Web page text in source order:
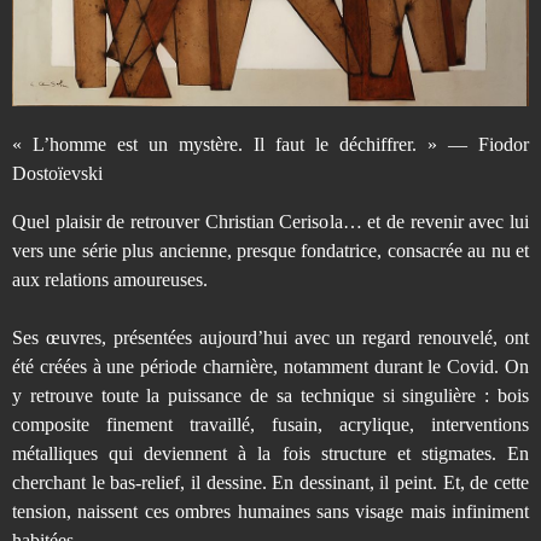
i
a
n
C
e
r
i
s
« L’homme est un mystère. Il faut le déchiffrer. » — Fiodor
Dostoïevski
Quel plaisir de retrouver Christian Cerisola… et de revenir avec lui
vers une série plus ancienne, presque fondatrice, consacrée au nu et
aux relations amoureuses.
Ses œuvres, présentées aujourd’hui avec un regard renouvelé, ont
été créées à une période charnière, notamment durant le Covid. On
y retrouve toute la puissance de sa technique si singulière : bois
composite finement travaillé, fusain, acrylique, interventions
métalliques qui deviennent à la fois structure et stigmates. En
cherchant le bas-relief, il dessine. En dessinant, il peint. Et, de cette
tension, naissent ces ombres humaines sans visage mais infiniment